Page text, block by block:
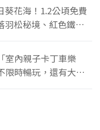
葵花海！1.2公頃免費
羽松秘境、紅色鐵橋
室內親子卡丁車樂
限時暢玩，還有大螢
區